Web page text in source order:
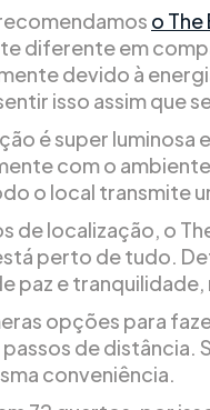
o The
diferente em
devido à
isso assim que
é super luminosa
com o
o local transmite
de localização, o
perto de tudo.
paz e
opções para
de distância.
conveniência.